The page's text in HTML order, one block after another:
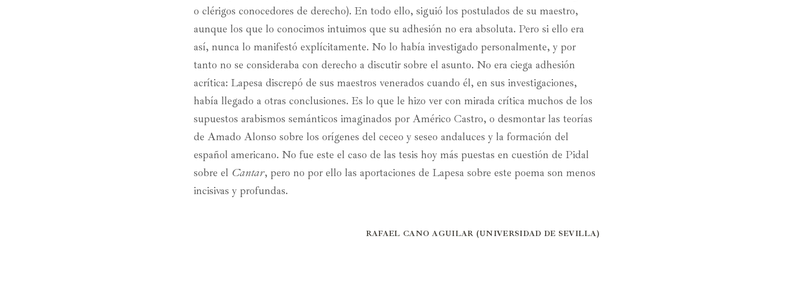
o clérigos conocedores de derecho). En todo ello, siguió los postulados de su maestro,
aunque los que lo conocimos intuimos que su adhesión no era absoluta. Pero si ello era
así, nunca lo manifestó explícitamente. No lo había investigado personalmente, y por
tanto no se consideraba con derecho a discutir sobre el asunto. No era ciega adhesión
acrítica: Lapesa discrepó de sus maestros venerados cuando él, en sus investigaciones,
había llegado a otras conclusiones. Es lo que le hizo ver con mirada crítica muchos de los
supuestos arabismos semánticos imaginados por Américo Castro, o desmontar las teorías
de Amado Alonso sobre los orígenes del ceceo y seseo andaluces y la formación del
español americano. No fue este el caso de las tesis hoy más puestas en cuestión de Pidal
sobre el Cantar, pero no por ello las aportaciones de Lapesa sobre este poema son menos
incisivas y profundas.
RAFAEL CANO AGUILAR (UNIVERSIDAD DE SEVILLA)